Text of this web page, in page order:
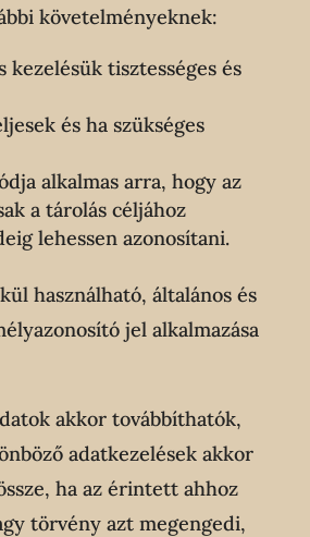
követelményeknek:
kezelésük tisztességes és
és ha szükséges
alkalmas arra, hogy az
a tárolás céljához
lehessen azonosítani.
használható, általános és
jel alkalmazása
akkor továbbíthatók,
adatkezelések akkor
ha az érintett ahhoz
törvény azt megengedi,